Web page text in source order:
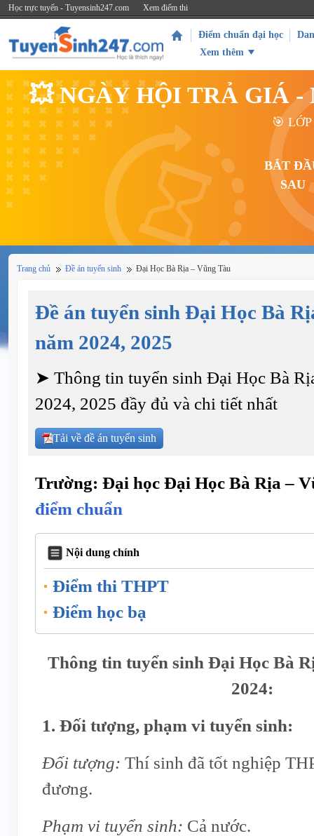
Học trực tuyến - Tuyensinh247.com Xem điểm thi
Điểm chuẩn đại học
Xem thêm
💥 NGÀY HỘI TRẢ GIÁ -
🎯
BẮT
SAU
Trang chủ Đề án tuyển sinh Đại Học Bà Rịa – Vũng Tàu
Đề án tuyển sinh Đại Học Bà
năm 2024, 2025
➤ Thông tin tuyển sinh Đại Học Bà
2024, 2025 đầy đủ và chi tiết nhất
Tải về đề án tuyển sinh
Trường: Đại học Đại Học Bà Rịa –
điểm chuẩn
Nội dung chính
Điểm thi THPT
Điểm học bạ
Thông tin tuyển sinh Đại Học Bà
2024:
1. Đối tượng, phạm vi tuyển sinh:
Đối tượng: Thí sinh đã tốt nghiệp
đương.
Phạm vi tuyển sinh: Cả nước.